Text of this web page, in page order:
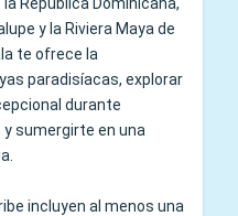
y la Riviera Maya de
te ofrece la
paradisíacas, explorar
durante
sumergirte en una
incluyen al menos una